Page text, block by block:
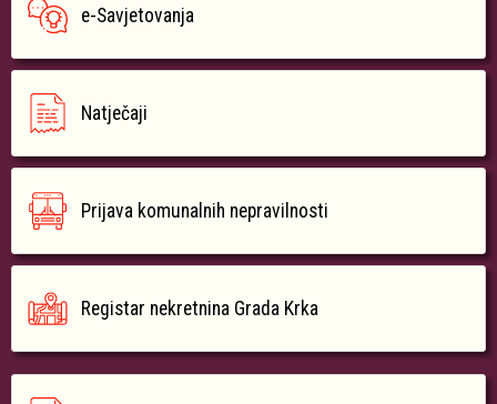
e-Savjetovanja
Natječaji
Prijava komunalnih nepravilnosti
Registar nekretnina Grada Krka